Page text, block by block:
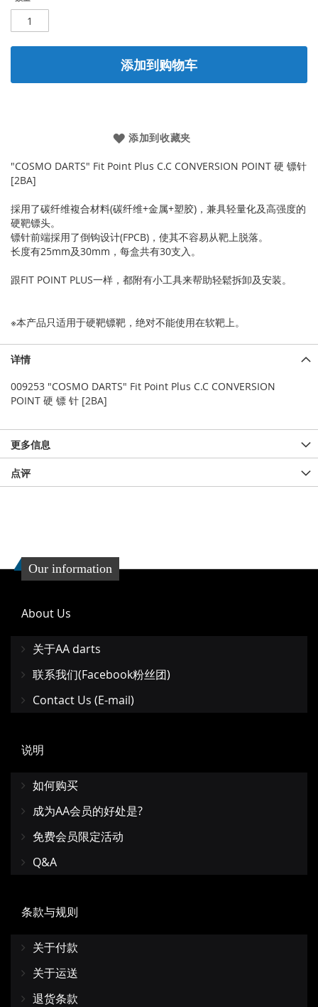
添加到购物车
添加到收藏夹
"COSMO DARTS" Fit Point Plus C.C CONVERSION POINT 硬 镖针
[2BA]
採用了碳纤维複合材料(碳纤维+金属+塑胶)，兼具轻量化及高强度的
硬靶镖头。
镖针前端採用了倒钩设计(FPCB)，使其不容易从靶上脱落。
长度有25mm及30mm，每盒共有30支入。
跟FIT POINT PLUS一样，都附有小工具来帮助轻鬆拆卸及安装。
※本产品只适用于硬靶镖靶，绝对不能使用在软靶上。
详情
009253 "COSMO DARTS" Fit Point Plus C.C CONVERSION
POINT 硬 镖 针 [2BA]
更多信息
点评
Our information
About Us
关于AA darts
联系我们(Facebook粉丝团)
Contact Us (E-mail)
说明
如何购买
成为AA会员的好处是?
免费会员限定活动
Q&A
条款与规则
关于付款
关于运送
退货条款